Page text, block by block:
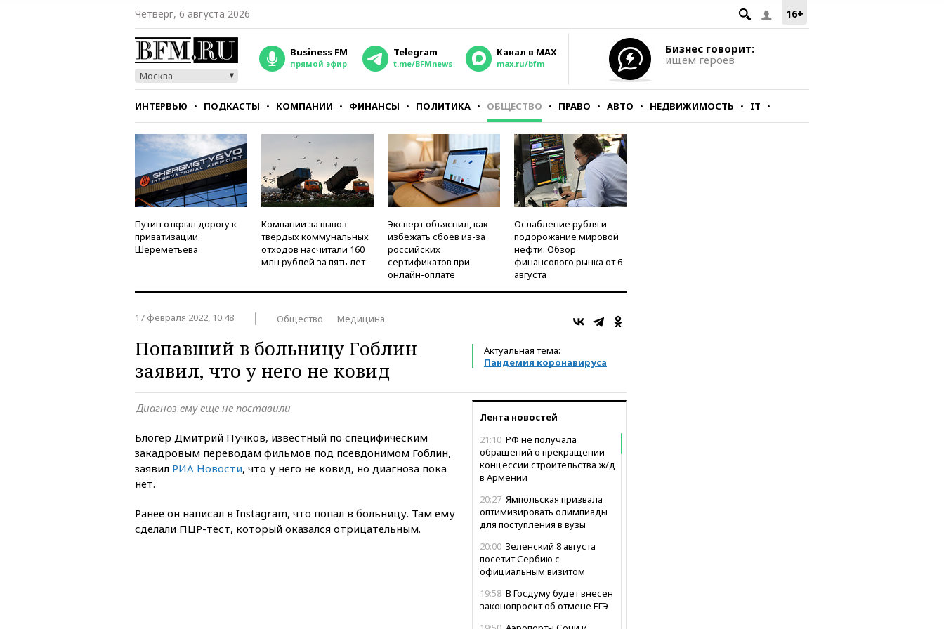
16+
Четверг, 6 августа 2026
Москва
Business FM
прямой эфир
Telegram
t.me/BFMnews
Канал в MAX
max.ru/bfm
Бизнес говорит:
ищем героев
ИНТЕРВЬЮ ПОДКАСТЫ КОМПАНИИ ФИНАНСЫ ПОЛИТИКА ОБЩЕСТВО ПРАВО АВТО НЕДВИЖИМОСТЬ IT
СТИЛЬ ТЕСТЫ
Путин открыл дорогу к
приватизации
Шереметьева
Компании за вывоз
твердых коммунальных
отходов насчитали 160
млн рублей за пять лет
Эксперт объяснил, как
избежать сбоев из-за
российских
сертификатов при
онлайн-оплате
Ослабление рубля и
подорожание мировой
нефти. Обзор
финансового рынка от 6
августа
17 февраля 2022, 10:48 Общество Медицина
Актуальная тема:
Пандемия коронавируса
Попавший в больницу Гоблин
заявил, что у него не ковид
Лента новостей
21:10 РФ не получала
обращений о прекращении
концессии строительства ж/д
в Армении
20:27 Ямпольская призвала
оптимизировать олимпиады
для поступления в вузы
20:00 Зеленский 8 августа
посетит Сербию с
официальным визитом
19:58 В Госдуму будет внесен
законопроект об отмене ЕГЭ
Диагноз ему еще не поставили
Блогер Дмитрий Пучков, известный по специфическим
закадровым переводам фильмов под псевдонимом Гоблин,
заявил РИА Новости, что у него не ковид, но диагноза пока
нет.
Ранее он написал в Instagram, что попал в больницу. Там ему
сделали ПЦР-тест, который оказался отрицательным.